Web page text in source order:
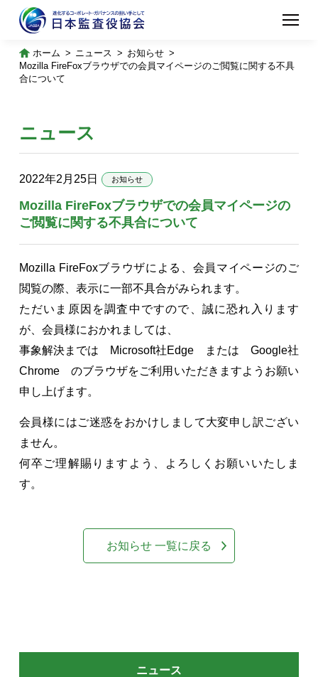
ホーム ニュース
お知らせ
Mozilla FireFoxブラウザでの会員マイページのご閲覧に関する不具
合について
ニュース
ニュース
2022年2月25日 お知らせ
Mozilla FireFoxブラウザでの会員マイページの
ご閲覧に関する不具合について
Mozilla FireFoxブラウザによる、会員マイページのご
閲覧の際、表示に一部不具合がみられます。
ただいま原因を調査中ですので、誠に恐れ入ります
が、会員様におかれましては、
事象解決までは Microsoft社Edge または Google社
Chrome のブラウザをご利用いただきますようお願い
申し上げます。
会員様にはご迷惑をおかけしまして大変申し訳ござい
ません。
何卒ご理解賜りますよう、よろしくお願いいたしま
す。
お知らせ 一覧に戻る